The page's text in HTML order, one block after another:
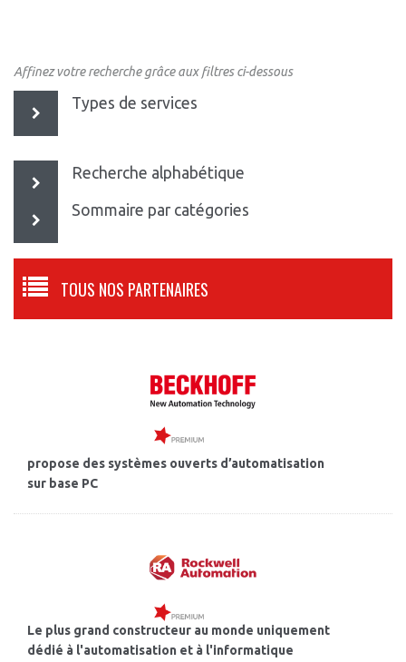
Affinez votre recherche grâce aux filtres ci-dessous
Types de services
Recherche alphabétique
Sommaire par catégories
TOUS NOS PARTENAIRES
propose des systèmes ouverts d’automatisation
sur base PC
Le plus grand constructeur au monde uniquement
dédié à l'automatisation et à l'informatique